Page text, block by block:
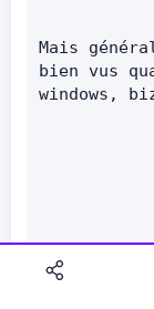
Mais
bien vus
windows,
&nbsp;Ya